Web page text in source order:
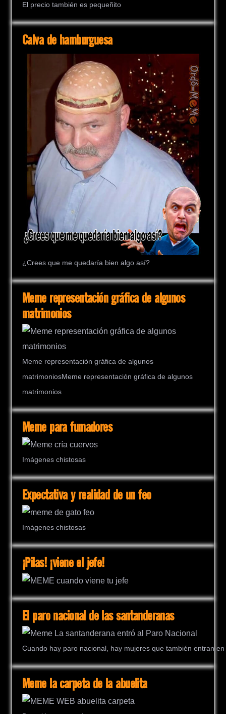
El precio también es pequeñito
Calva de hamburguesa
¿Crees que me quedaría bien algo así?
Meme representación gráfica de algunos
matrimonios
Meme representación gráfica de algunos
matrimoniosMeme representación gráfica de algunos
matrimonios
Meme para fumadores
Imágenes chistosas
Expectativa y realidad de un feo
Imágenes chistosas
¡Pilas! ¡viene el jefe!
El paro nacional de las santanderanas
Cuando hay paro nacional, hay mujeres que también entran
Meme la carpeta de la abuelita